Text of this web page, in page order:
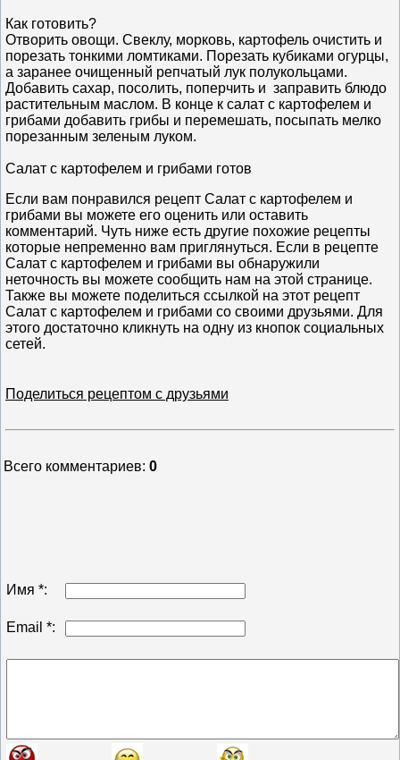
Как готовить?
Отворить овощи. Свеклу, морковь, картофель очистить и
порезать тонкими ломтиками. Порезать кубиками огурцы,
а заранее очищенный репчатый лук полукольцами.
Добавить сахар, посолить, поперчить и заправить блюдо
растительным маслом. В конце к салат с картофелем и
грибами добавить грибы и перемешать, посыпать мелко
порезанным зеленым луком.
Салат с картофелем и грибами готов
Если вам понравился рецепт Салат с картофелем и
грибами вы можете его оценить или оставить
комментарий. Чуть ниже есть другие похожие рецепты
которые непременно вам приглянуться. Если в рецепте
Салат с картофелем и грибами вы обнаружили
неточность вы можете сообщить нам на этой странице.
Также вы можете поделиться ссылкой на этот рецепт
Салат с картофелем и грибами со своими друзьями. Для
этого достаточно кликнуть на одну из кнопок социальных
сетей.
Поделиться рецептом с друзьями
Всего комментариев: 0
Имя *:
Email *: